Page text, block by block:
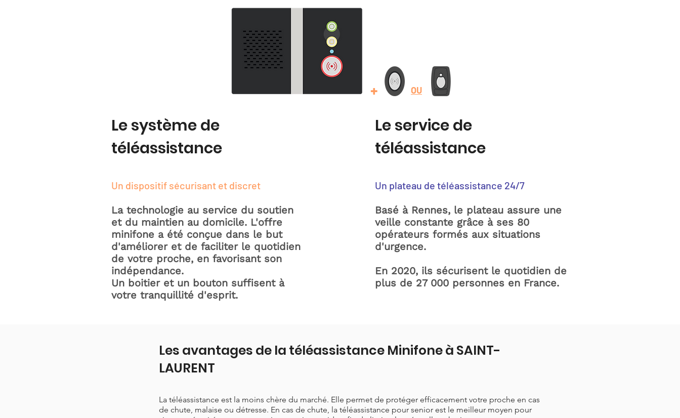
Le système de
téléassistance
Un dispositif sécurisant et discret
La technologie au service du soutien
et du maintien au domicile. L'offre
minifone a été conçue dans le but
d'améliorer et de faciliter le quotidien
de votre proche, en favorisant son
indépendance.
Un boitier et un bouton suffisent à
votre tranquillité d'esprit.
+ OU
Le service de
téléassistance
Un plateau de téléassistance 24/7
Basé à Rennes, le plateau assure une
veille constante grâce à ses 80
opérateurs formés aux situations
d'urgence.
En 2020, ils sécurisent le quotidien de
plus de 27 000 personnes en France.
Les avantages de la téléassistance Minifone à SAINT-
LAURENT
La téléassistance est la moins chère du marché. Elle permet de protéger efficacement votre proche en cas
de chute, malaise ou détresse. En cas de chute, la téléassistance pour senior est le meilleur moyen pour